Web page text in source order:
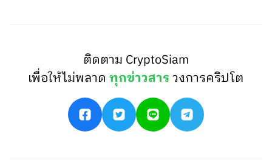
ติดตาม CryptoSiam
เพื่อให้ไม่พลาดทุกข่าวสารวงการคริปโต